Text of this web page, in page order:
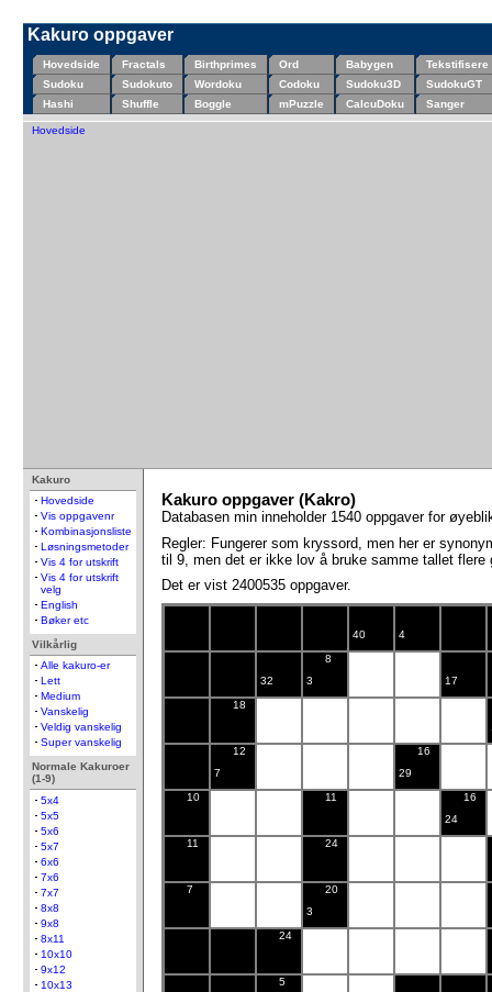
Kakuro oppgaver
Hovedside Fractals Birthprimes Ord Babygen
Tekstifisere
Sudoku
Sudokuto Wordoku Codoku Sudoku3D
SudokuGT
Hashi
Shuffle Boggle mPuzzle CalcuDoku Sanger
Hovedside
Kakuro
Hovedside
Vis oppgavenr
Kombinasjonsliste
Løsningsmetoder
Vis 4 for utskrift
Vis 4 for utskrift
velg
English
Bøker etc
Vilkårlig
Alle kakuro-er
Lett
Medium
Vanskelig
Veldig vanskelig
Super vanskelig
Normale Kakuroer
(1-9)
5x4
5x5
5x6
5x7
6x6
7x6
7x7
8x8
9x8
8x11
10x10
9x12
10x13
Kakuro oppgaver (Kakro)
Databasen min inneholder 1540 oppgaver for
Regler: Fungerer som kryssord, men her er
til 9, men det er ikke lov å bruke samme tallet flere
Det er vist 2400535 oppgaver.
40 4
32
8
3
17
18
12
7
16
29
10
11
16
24
11
24
7
20
3
24
5